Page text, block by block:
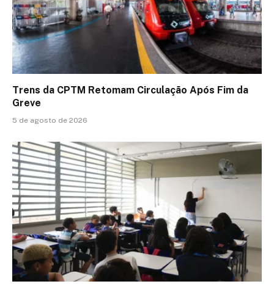
Trens da CPTM Retomam Circulação Após Fim da
Greve
5 de agosto de 2026